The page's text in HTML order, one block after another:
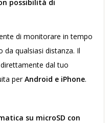
possibilità di
di monitorare in tempo
qualsiasi distanza. Il
dal tuo
perAndroid e iPhone.
su microSD con